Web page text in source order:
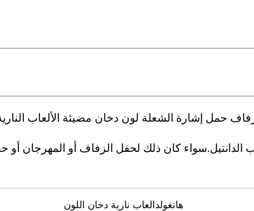
حمل إشارة الشعلة لون دخان مضيئة الألعاب
سواء كان ذلك لحفل الزفاف أو المهرجان أو
هانغولدالعاب نارية دخان اللون